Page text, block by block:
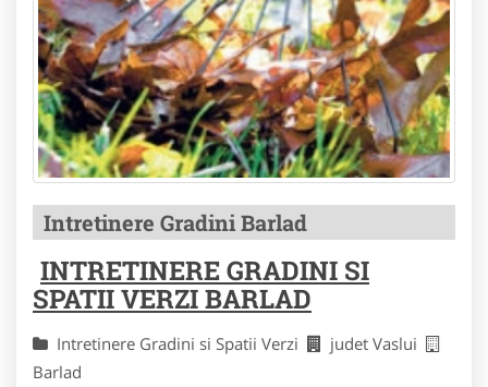
Intretinere Gradini Barlad
INTRETINERE GRADINI SI
SPATII VERZI BARLAD
Intretinere Gradini si Spatii Verzi
judet Vaslui
Barlad